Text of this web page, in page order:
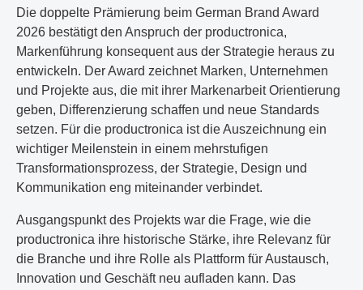
Die doppelte Prämierung beim German Brand Award
2026 bestätigt den Anspruch der productronica,
Markenführung konsequent aus der Strategie heraus zu
entwickeln. Der Award zeichnet Marken, Unternehmen
und Projekte aus, die mit ihrer Markenarbeit Orientierung
geben, Differenzierung schaffen und neue Standards
setzen. Für die productronica ist die Auszeichnung ein
wichtiger Meilenstein in einem mehrstufigen
Transformationsprozess, der Strategie, Design und
Kommunikation eng miteinander verbindet.
Ausgangspunkt des Projekts war die Frage, wie die
productronica ihre historische Stärke, ihre Relevanz für
die Branche und ihre Rolle als Plattform für Austausch,
Innovation und Geschäft neu aufladen kann. Das